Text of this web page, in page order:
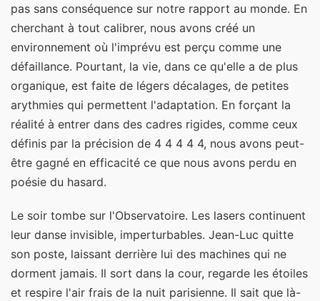
pas sans conséquence sur notre rapport au monde. En
cherchant à tout calibrer, nous avons créé un
environnement où l'imprévu est perçu comme une
défaillance. Pourtant, la vie, dans ce qu'elle a de plus
organique, est faite de légers décalages, de petites
arythmies qui permettent l'adaptation. En forçant la
réalité à entrer dans des cadres rigides, comme ceux
définis par la précision de 4 4 4 4 4, nous avons peut-
être gagné en efficacité ce que nous avons perdu en
poésie du hasard.
Le soir tombe sur l'Observatoire. Les lasers continuent
leur danse invisible, imperturbables. Jean-Luc quitte
son poste, laissant derrière lui des machines qui ne
dorment jamais. Il sort dans la cour, regarde les étoiles
et respire l'air frais de la nuit parisienne. Il sait que là-